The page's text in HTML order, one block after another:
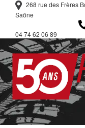
268 rue des Frères
Saône
04 74 62 06 89